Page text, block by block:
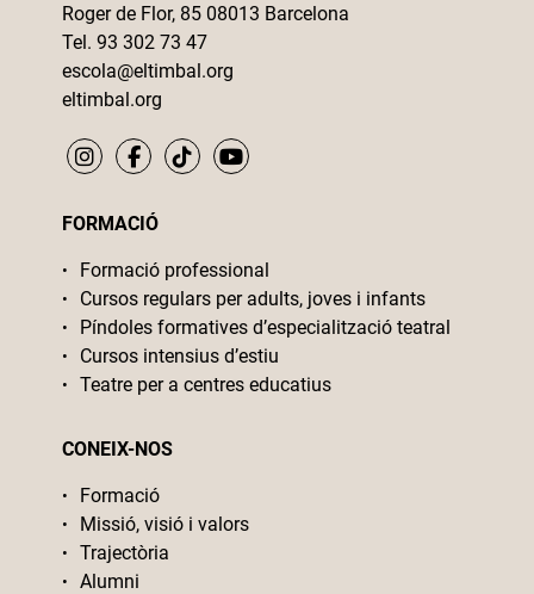
Roger de Flor, 85 08013 Barcelona
Tel. 93 302 73 47
escola@eltimbal.org
eltimbal.org
FORMACIÓ
Formació professional
Cursos regulars per adults, joves i infants
Píndoles formatives d’especialització teatral
Cursos intensius d’estiu
Teatre per a centres educatius
CONEIX-NOS
Formació
Missió, visió i valors
Trajectòria
Alumni